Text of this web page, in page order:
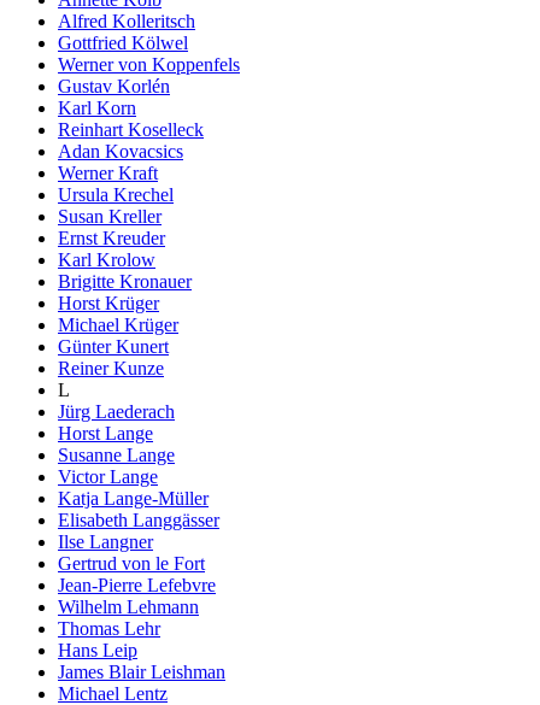
Alfred Kolleritsch
Gottfried Kölwel
Werner von Koppenfels
Gustav Korlén
Karl Korn
Reinhart Koselleck
Adan Kovacsics
Werner Kraft
Ursula Krechel
Susan Kreller
Ernst Kreuder
Karl Krolow
Brigitte Kronauer
Horst Krüger
Michael Krüger
Günter Kunert
Reiner Kunze
L
Jürg Laederach
Horst Lange
Susanne Lange
Victor Lange
Katja Lange-Müller
Elisabeth Langgässer
Ilse Langner
Gertrud von le Fort
Jean-Pierre Lefebvre
Wilhelm Lehmann
Thomas Lehr
Hans Leip
James Blair Leishman
Michael Lentz